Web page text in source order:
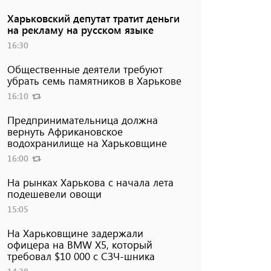
Харьковский депутат тратит деньги
на рекламу на русском языке
16:30
Общественные деятели требуют
убрать семь памятников в Харькове
16:10
Предпринимательница должна
вернуть Африкановское
водохранилище на Харьковщине
16:00
На рынках Харькова с начала лета
подешевели овощи
15:05
На Харьковщине задержали
офицера на BMW Х5, который
требовал $10 000 с СЗЧ-шника